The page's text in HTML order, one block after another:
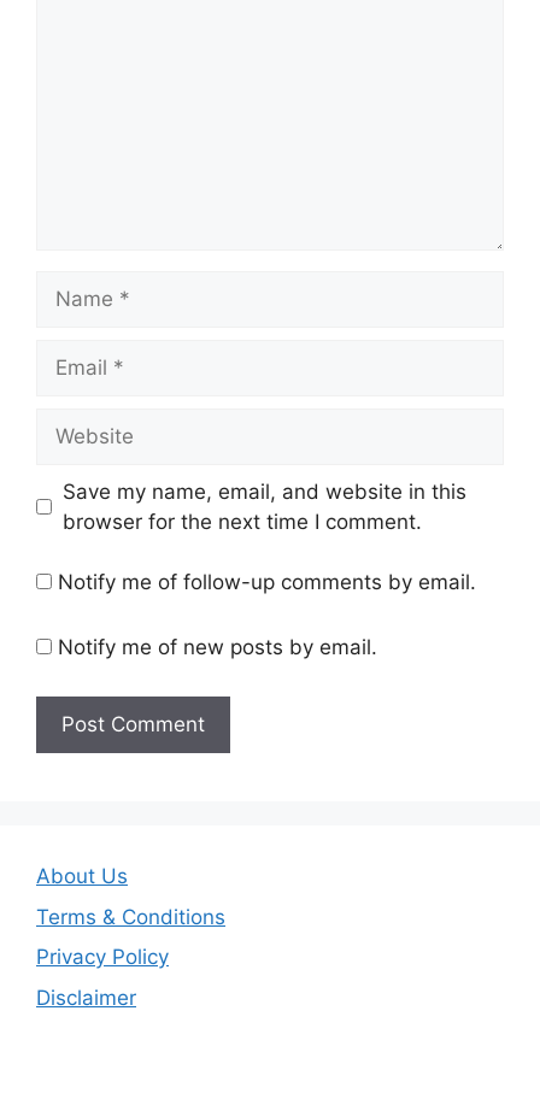
Save my name, email, and website in this
browser for the next time I comment.
Notify me of follow-up comments by email.
Notify me of new posts by email.
About Us
Terms & Conditions
Privacy Policy
Disclaimer